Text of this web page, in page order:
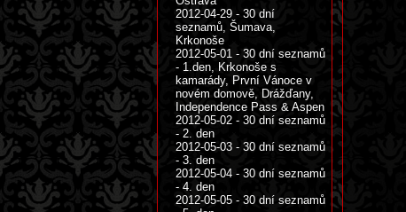
2012-04-29 - 30 dní
seznamů, Šumava,
Krkonoše
2012-05-01 - 30 dní seznamů
- 1.den, Krkonoše s
kamarády, První Vánoce v
novém domově, Drážďany,
Independence Pass & Aspen
2012-05-02 - 30 dní seznamů
- 2. den
2012-05-03 - 30 dní seznamů
- 3. den
2012-05-04 - 30 dní seznamů
- 4. den
2012-05-05 - 30 dní seznamů